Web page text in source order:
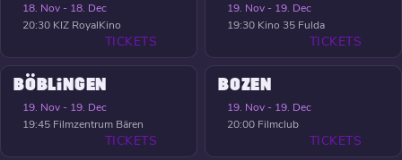
18. Nov - 18. Dec
20:30 KIZ RoyalKino
TICKETS
19. Nov - 19. Dec
19:30 Kino 35 Fulda
TICKETS
BÖBLINGEN
19. Nov - 19. Dec
19:45 Filmzentrum Bären
TICKETS
BOZEN
19. Nov - 19. Dec
20:00 Filmclub
TICKETS